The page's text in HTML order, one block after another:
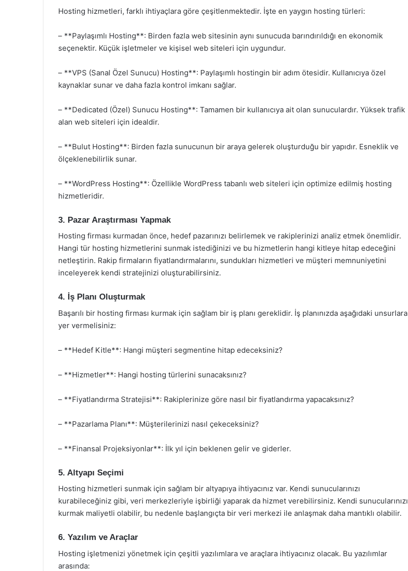
Hosting hizmetleri, farklı ihtiyaçlara göre çeşitlenmektedir. İşte en yaygın hosting türleri:
– **Paylaşımlı Hosting**: Birden fazla web sitesinin aynı sunucuda barındırıldığı en ekonomik
seçenektir. Küçük işletmeler ve kişisel web siteleri için uygundur.
– **VPS (Sanal Özel Sunucu) Hosting**: Paylaşımlı hostingin bir adım ötesidir. Kullanıcıya özel
kaynaklar sunar ve daha fazla kontrol imkanı sağlar.
– **Dedicated (Özel) Sunucu Hosting**: Tamamen bir kullanıcıya ait olan sunuculardır. Yüksek trafik
alan web siteleri için idealdir.
– **Bulut Hosting**: Birden fazla sunucunun bir araya gelerek oluşturduğu bir yapıdır. Esneklik ve
ölçeklenebilirlik sunar.
– **WordPress Hosting**: Özellikle WordPress tabanlı web siteleri için optimize edilmiş hosting
hizmetleridir.
3. Pazar Araştırması Yapmak
Hosting firması kurmadan önce, hedef pazarınızı belirlemek ve rakiplerinizi analiz etmek önemlidir.
Hangi tür hosting hizmetlerini sunmak istediğinizi ve bu hizmetlerin hangi kitleye hitap edeceğini
netleştirin. Rakip firmaların fiyatlandırmalarını, sundukları hizmetleri ve müşteri memnuniyetini
inceleyerek kendi stratejinizi oluşturabilirsiniz.
4. İş Planı Oluşturmak
Başarılı bir hosting firması kurmak için sağlam bir iş planı gereklidir. İş planınızda aşağıdaki unsurlara
yer vermelisiniz:
– **Hedef Kitle**: Hangi müşteri segmentine hitap edeceksiniz?
– **Hizmetler**: Hangi hosting türlerini sunacaksınız?
– **Fiyatlandırma Stratejisi**: Rakiplerinize göre nasıl bir fiyatlandırma yapacaksınız?
– **Pazarlama Planı**: Müşterilerinizi nasıl çekeceksiniz?
– **Finansal Projeksiyonlar**: İlk yıl için beklenen gelir ve giderler.
5. Altyapı Seçimi
Hosting hizmetleri sunmak için sağlam bir altyapıya ihtiyacınız var. Kendi sunucularınızı
kurabileceğiniz gibi, veri merkezleriyle işbirliği yaparak da hizmet verebilirsiniz. Kendi sunucularınızı
kurmak maliyetli olabilir, bu nedenle başlangıçta bir veri merkezi ile anlaşmak daha mantıklı olabilir.
6. Yazılım ve Araçlar
Hosting işletmenizi yönetmek için çeşitli yazılımlara ve araçlara ihtiyacınız olacak. Bu yazılımlar
arasında: